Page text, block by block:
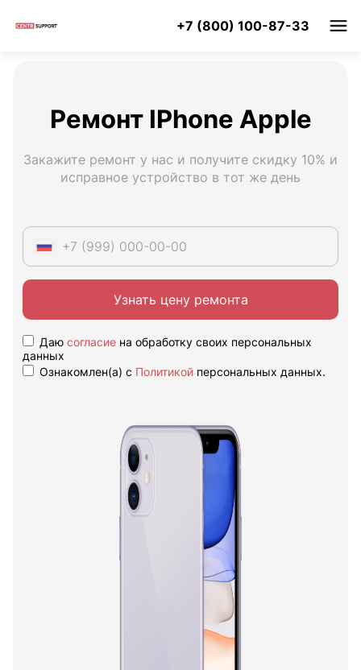
+7 (800) 100-87-33
Ремонт IPhone Apple
Закажите ремонт у нас и получите скидку 10% и
исправное устройство в тот же день
Узнать цену ремонта
Даю согласие на обработку своих персональных
данных
Ознакомлен(а) с Политикой персональных данных.